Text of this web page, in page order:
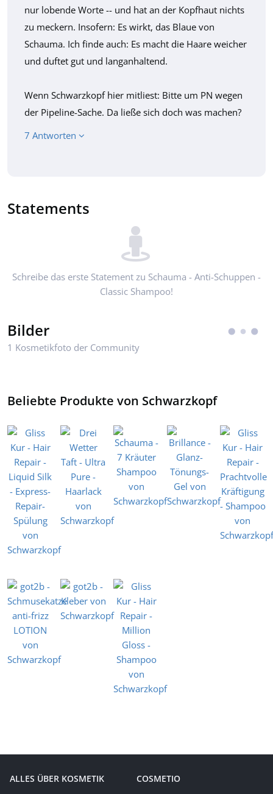
nur lobende Worte -- und hat an der Kopfhaut nichts
zu meckern. Insofern: Es wirkt, das Blaue von
Schauma. Ich finde auch: Es macht die Haare weicher
und duftet gut und langanhaltend.
Wenn Schwarzkopf hier mitliest: Bitte um PN wegen
der Pipeline-Sache. Da ließe sich doch was machen?
7 Antworten
Statements
Schreibe das erste Statement zu Schauma - Anti-Schuppen -
Classic Shampoo!
Bilder
1 Kosmetikfoto der Community
Beliebte Produkte von Schwarzkopf
ALLES ÜBER KOSMETIK COSMETIO